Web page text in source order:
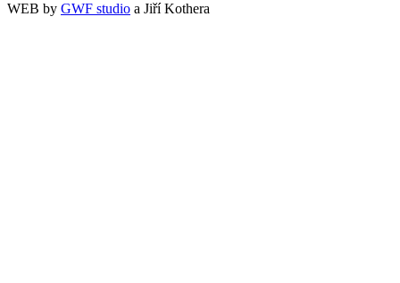
WEB by GWF studio a Jiří Kothera